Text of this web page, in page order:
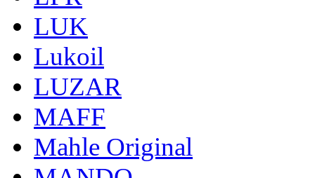
LUK
Lukoil
LUZAR
MAFF
Mahle Original